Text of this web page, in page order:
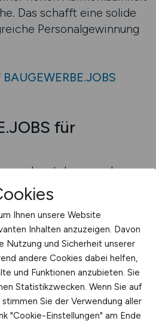
Das schafft eine solide
Personalgewinnung
für
stehen vor der
zunehmend
qualifiziertes
Der Bedarf an
gleichzeitig nimmt die
ab. In diesem
Recruiting-
und auf
die die Besonderheiten
Ein spezialisiertes
Ihnen unsere Website
Inhalten anzuzeigen. Davon
Nutzung und Sicherheit unserer
andere Cookies dabei helfen,
und Funktionen anzubieten. Sie
Statistikzwecken. Wenn Sie auf
Sie der Verwendung aller
"Cookie-Einstellungen" am Ende